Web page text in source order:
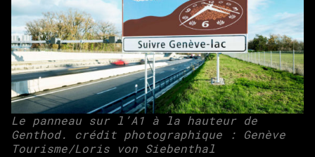
Le panneau sur l’A1 à la hauteur de
Genthod. crédit photographique : Genève
Tourisme/Loris von Siebenthal